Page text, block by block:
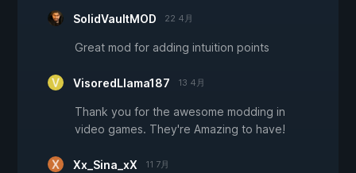
SolidVaultMOD 22 4月
Great mod for adding intuition points
VisoredLlama187 13 4月
Thank you for the awesome modding in
video games. They're Amazing to have!
Xx_Sina_xX 11 7月